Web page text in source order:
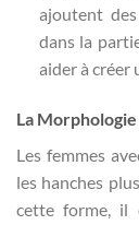
ajoutent
dans la
aider à créer
La
Les femmes
les hanches
cette forme, il